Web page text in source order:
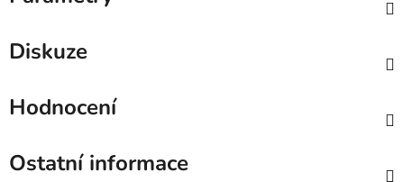
Diskuze
Hodnocení
Ostatní informace